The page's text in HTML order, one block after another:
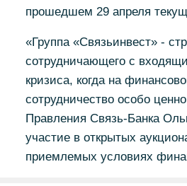
прошедшем 29 апреля
«Группа «Связьинвест» -
сотрудничающего с
кризиса, когда на
сотрудничество особо
Правления Связь-Банка
участие в открытых
приемлемых условиях